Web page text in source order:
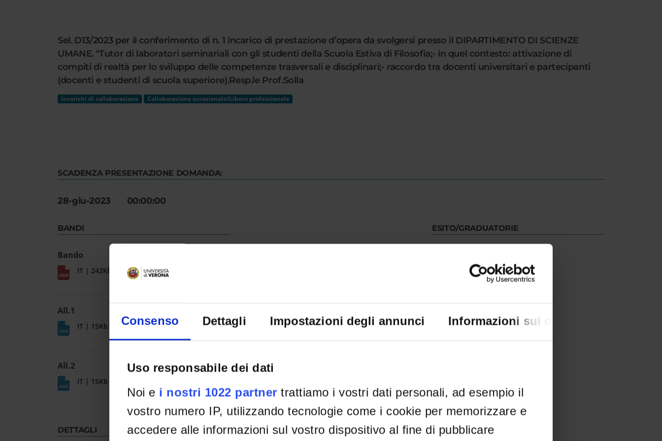
Consenso Dettagli Impostazioni degli annunci Informazioni sui cookie
Uso responsabile dei dati
Noi e i nostri 1022 partner trattiamo i vostri dati personali, ad esempio il
vostro numero IP, utilizzando tecnologie come i cookie per memorizzare e
accedere alle informazioni sul vostro dispositivo al fine di pubblicare
Sel. D13/2023 per il conferimento di n. 1 incarico di prestazione d’opera da svolgersi presso il DIPARTIMENTO DI SCIENZE
UMANE. "Tutor di laboratori seminariali con gli studenti della Scuola Estiva di Filosofia;- in quel contesto: attivazione di
compiti di realtà per lo sviluppo delle competenze trasversali e disciplinari;- raccordo tra docenti universitari e partecipanti
(docenti e studenti di scuola superiore).Resp.le Prof.Solla
Incarichi di collaborazione Collaborazione occasionale/Libero professionale
SCADENZA PRESENTAZIONE DOMANDA:
28-giu-2023 00:00:00
BANDI
Bando
IT | 242Kb
All.1
IT | 15Kb
All.2
IT | 15Kb
DETTAGLI
ESITO/GRADUATORIE
IT | 177Kb